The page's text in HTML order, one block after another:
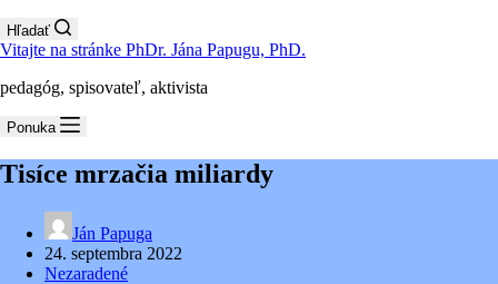
Hľadať
Vitajte na stránke PhDr. Jána Papugu, PhD.
pedagóg, spisovateľ, aktivista
Ponuka
Tisíce mrzačia miliardy
Ján Papuga
24. septembra 2022
Nezaradené